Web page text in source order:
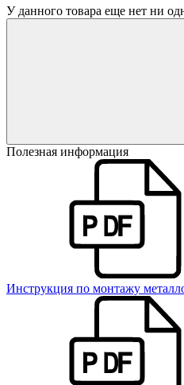
У данного товара еще нет ни
Полезная информация
Инструкция по монтажу